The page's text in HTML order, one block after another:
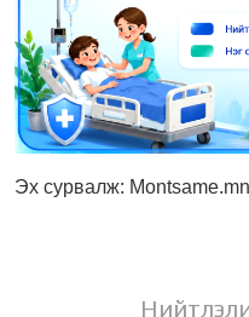
Эх сурвалж: Montsame.mn